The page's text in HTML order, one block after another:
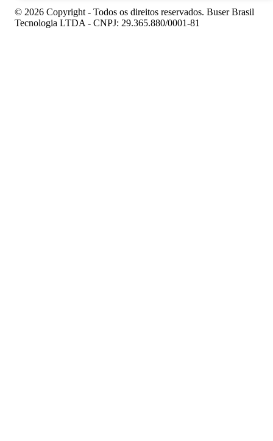
© 2026 Copyright - Todos os direitos reservados. Buser Brasil
Tecnologia LTDA - CNPJ: 29.365.880/0001-81